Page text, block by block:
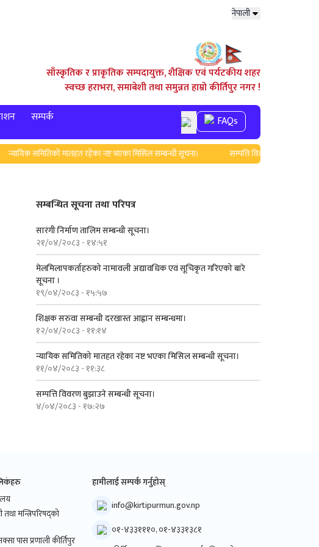
नेपाली
साँस्कृतिक र प्राकृतिक सम्पदायुक्त, शैक्षिक एवं पर्यटकीय शहर
स्वच्छ हराभरा, समाबेशी तथा समुन्नत हाम्रो कीर्तिपुर नगर !
सम्पर्क FAQs
न्यायिक समितिको मातहत रहेका नष्ट भएका मिसिल सम्बन्धी सूचना। सम्पत्ति विवरण बुझाउने सम्बन्धी
सम्बन्धित सूचना तथा परिपत्र
सारंगी निर्माण तालिम सम्बन्धी सूचना।
२१/०४/२०८३ - १४:५१
मेलमिलापकर्ताहरुको नामावली अद्यावधिक एवं सूचिकृत गरिएको बारे
सूचना ।
१९/०४/२०८३ - १५:५७
शिक्षक सरुवा सम्बन्धी दरखास्त आह्वान सम्बन्धमा।
१२/०४/२०८३ - ११:१४
न्यायिक समितिको मातहत रहेका नष्ट भएका मिसिल सम्बन्धी सूचना।
११/०४/२०८३ - ११:३८
सम्पत्ति विवरण बुझाउने सम्बन्धी सूचना।
४/०४/२०८३ - १७:२७
तथा मन्त्रिपरिषद्को
पास प्रणाली कीर्तिपुर
हामीलाई सम्पर्क गर्नुहोस्
info@kirtipurmun.gov.np
०१-४३३१११०, ०१-४३३१३८१